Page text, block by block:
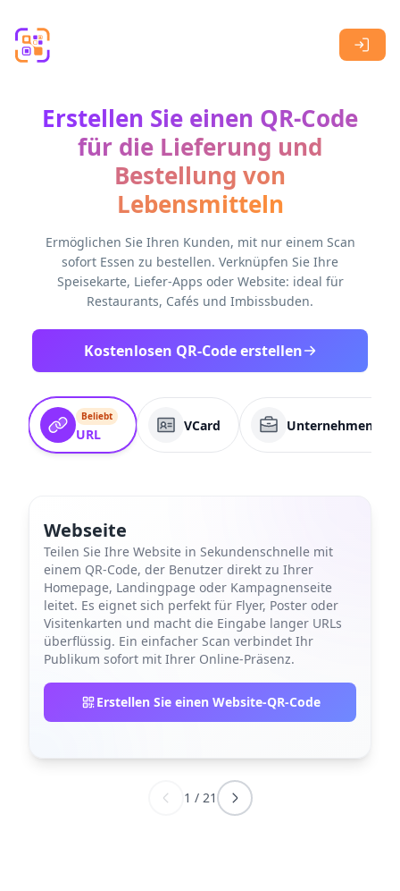
Erstellen Sie einen QR-Code
für die Lieferung und
Bestellung von
Lebensmitteln
Ermöglichen Sie Ihren Kunden, mit nur einem Scan
sofort Essen zu bestellen. Verknüpfen Sie Ihre
Speisekarte, Liefer-Apps oder Website: ideal für
Restaurants, Cafés und Imbissbuden.
Kostenlosen QR-Code erstellen
Beliebt
URL
VCard
Webseite
Teilen Sie Ihre Website in Sekundenschnelle mit
einem QR-Code, der Benutzer direkt zu Ihrer
Homepage, Landingpage oder Kampagnenseite
leitet. Es eignet sich perfekt für Flyer, Poster oder
Visitenkarten und macht die Eingabe langer URLs
überflüssig. Ein einfacher Scan verbindet Ihr
Publikum sofort mit Ihrer Online-Präsenz.
Erstellen Sie einen Website-QR-Code
1 / 21